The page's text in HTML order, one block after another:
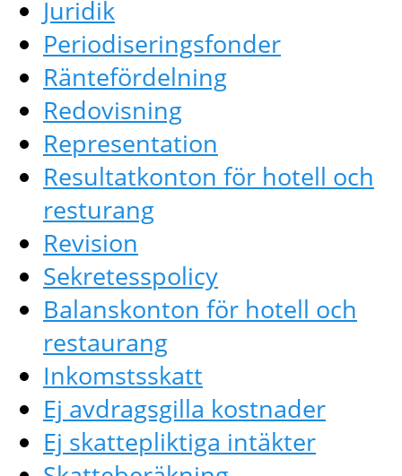
Juridik
Periodiseringsfonder
Räntefördelning
Redovisning
Representation
Resultatkonton för hotell och
resturang
Revision
Sekretesspolicy
Balanskonton för hotell och
restaurang
Inkomstsskatt
Ej avdragsgilla kostnader
Ej skattepliktiga intäkter